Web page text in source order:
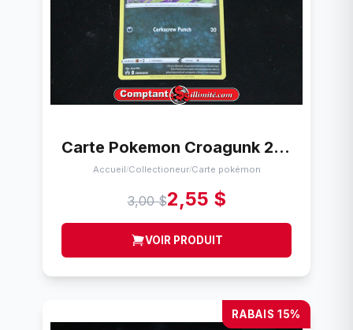
Carte Pokemon Croagunk 245 Cartes
Accueil/Collectioneur/Carte pokémon
3,00 $2,55 $
VOIR PRODUIT
RABAIS 15%